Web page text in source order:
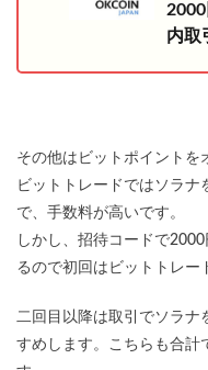
内取
その他はビットポイントを
ビットトレードではソラ
で、手数料が高いです。
しかし、招待コードで
るので初回はビットトレー
二回目以降は取引でソラナ
すめします。こちらも合計